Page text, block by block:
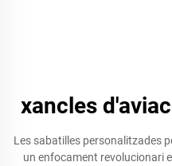
xancles
Les sabatilles personalitzades
un enfocament revolucionari